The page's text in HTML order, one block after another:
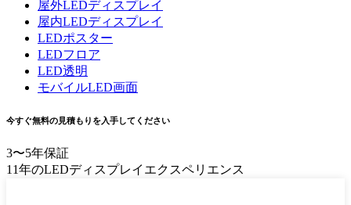
屋外LEDディスプレイ
屋内LEDディスプレイ
LEDポスター
LEDフロア
LED透明
モバイルLED画面
今すぐ無料の見積もりを入手してください
3〜5年保証
11年のLEDディスプレイエクスペリエンス